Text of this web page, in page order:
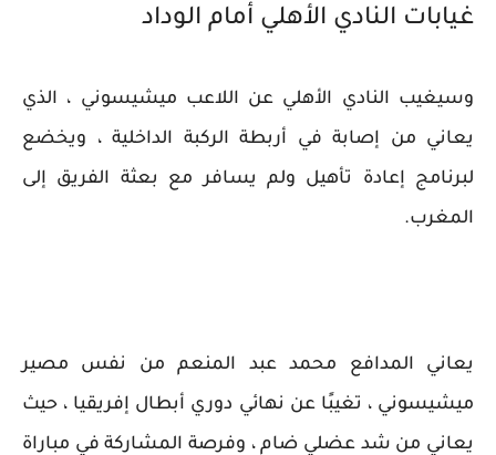
غيابات النادي الأهلي أمام الوداد
وسيغيب النادي الأهلي عن اللاعب ميشيسوني ، الذي
يعاني من إصابة في أربطة الركبة الداخلية ، ويخضع
لبرنامج إعادة تأهيل ولم يسافر مع بعثة الفريق إلى
المغرب.
يعاني المدافع محمد عبد المنعم من نفس مصير
ميشيسوني ، تغيبًا عن نهائي دوري أبطال إفريقيا ، حيث
يعاني من شد عضلي ضام ، وفرصة المشاركة في مباراة